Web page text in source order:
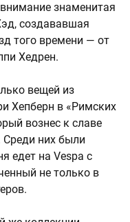
знаменитая
создававшая
того времени — от
Хедрен.
вещей из
Хепберн в «Римских
вознес к славе
Среди них были
едет на Vespa с
не только в